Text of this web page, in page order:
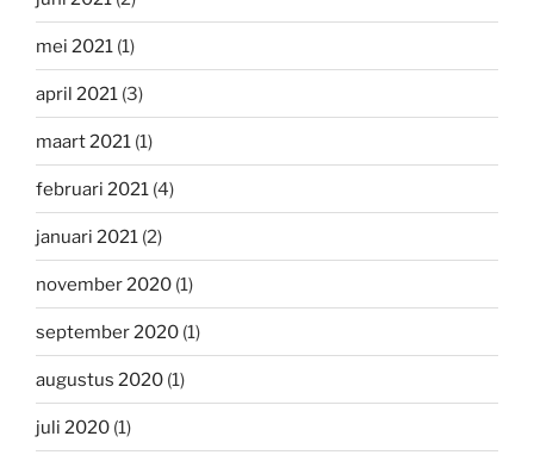
mei 2021 (1)
april 2021 (3)
maart 2021 (1)
februari 2021 (4)
januari 2021 (2)
november 2020 (1)
september 2020 (1)
augustus 2020 (1)
juli 2020 (1)